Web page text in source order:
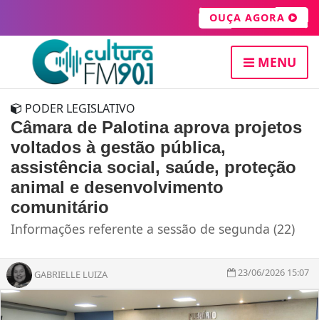
OUÇA AGORA
MENU
PODER LEGISLATIVO
Câmara de Palotina aprova projetos
voltados à gestão pública,
assistência social, saúde, proteção
animal e desenvolvimento
comunitário
Informações referente a sessão de segunda (22)
GABRIELLE LUIZA 23/06/2026 15:07